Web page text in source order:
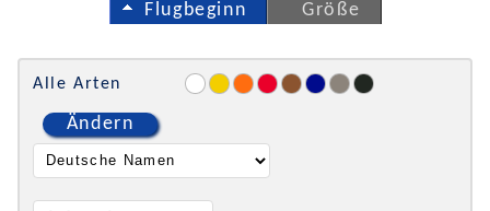
Flugbeginn
Größe
Alle Arten
Ändern